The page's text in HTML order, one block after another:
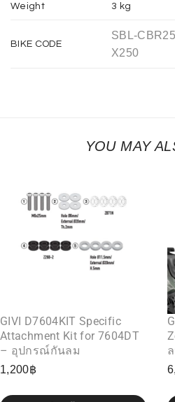
Weight 3 kg
BIKE CODE
SBL-
X250
YOU MAY
GIVI D7604KIT Specific
Attachment Kit for 7604DT
– อุปกรณ์กันลม
1,200฿